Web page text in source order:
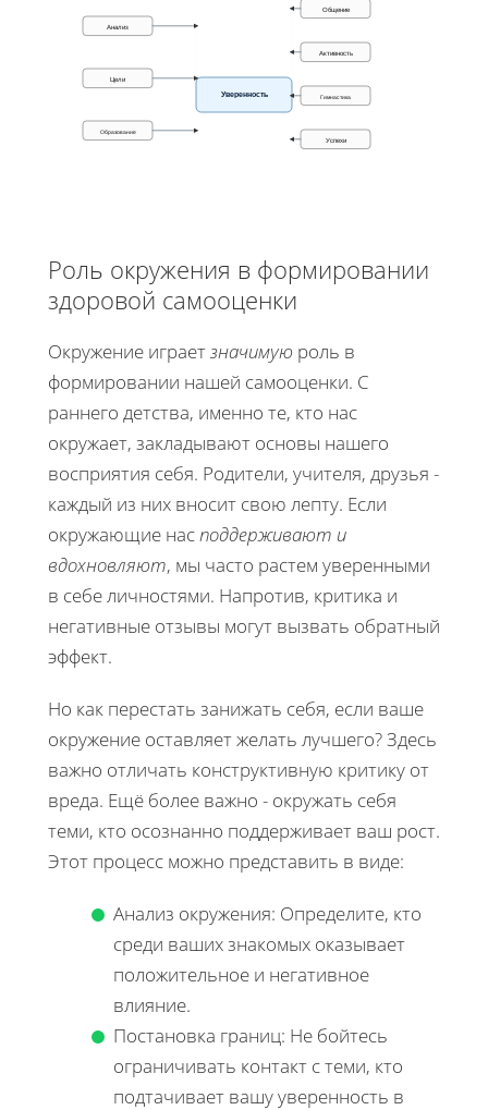
Уверенность
Анализ
Цели
Образование
Общение
Активность
Гимнастика
Успехи
Роль окружения в формировании
здоровой самооценки
Окружение играетзначимую роль в
формировании нашей самооценки. С
раннего детства, именно те, кто нас
окружает, закладывают основы нашего
восприятия себя. Родители, учителя, друзья -
каждый из них вносит свою лепту. Если
окружающие насподдерживают и
вдохновляют, мы часто растем уверенными
в себе личностями. Напротив, критика и
негативные отзывы могут вызвать обратный
эффект.
Но как перестать занижать себя, если ваше
окружение оставляет желать лучшего? Здесь
важно отличать конструктивную критику от
вреда. Ещё более важно - окружать себя
теми, кто осознанно поддерживает ваш рост.
Этот процесс можно представить в виде:
Анализ окружения: Определите, кто
среди ваших знакомых оказывает
положительное и негативное
влияние.
Постановка границ: Не бойтесь
ограничивать контакт с теми, кто
подтачивает вашу уверенность в